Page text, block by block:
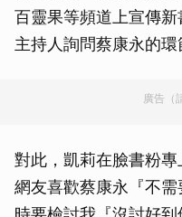
百靈果等頻道上宣傳
主持人詢問蔡康永的環
廣告（
對此，凱莉在臉書粉
網友喜歡蔡康永『不